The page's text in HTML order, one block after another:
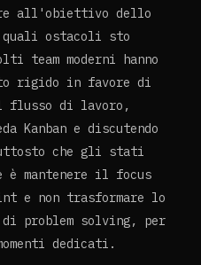
all'obiettivo dello
ostacoli sto
team moderni hanno
rigido in favore di
flusso di lavoro,
Kanban e discutendo
che gli stati
mantenere il focus
e non trasformare lo
di problem solving, per
dedicati.